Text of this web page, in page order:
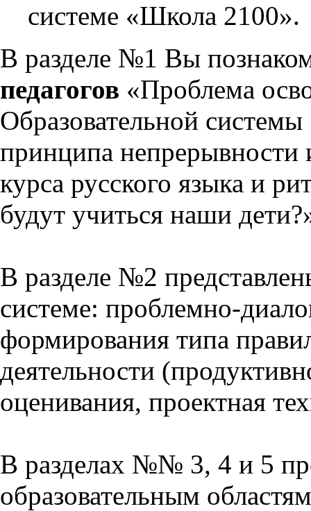
системе «Школа 2100».
В разделе №1 Вы
педагогов «Проблема
Образовательной
принципа непрерывности
курса русского языка и
будут учиться наши
В разделе №2
системе: проблемно-
формирования типа
деятельности
оценивания, проектная
В разделах №№ 3, 4 и 5
образовательным